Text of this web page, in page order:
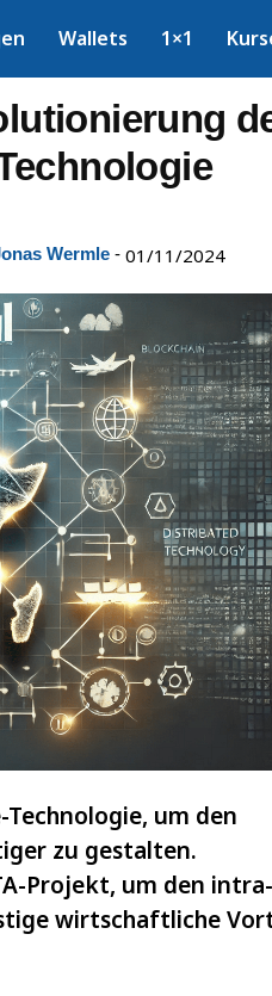
Wallets 1×1
Wermle - 01/11/2024
um den
zu gestalten.
Projekt, um den intra-
wirtschaftliche